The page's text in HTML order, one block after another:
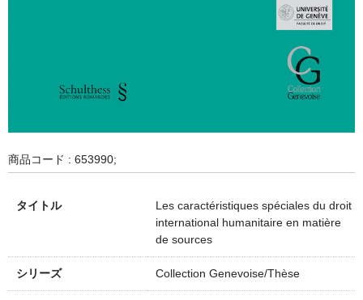
商品コード : 653990;
タイトル
Les caractéristiques spéciales du droit
international humanitaire en matière
de sources
シリーズ Collection Genevoise/Thèse